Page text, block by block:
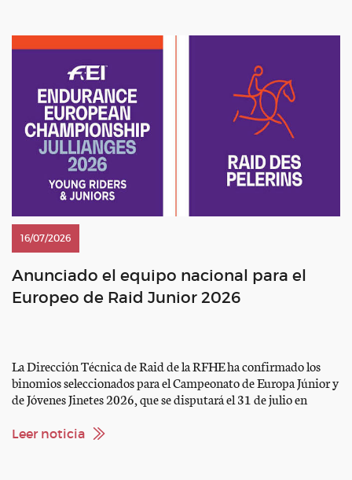
16/07/2026
Anunciado el equipo nacional para el
Europeo de Raid Junior 2026
La Dirección Técnica de Raid de la RFHE ha confirmado los
binomios seleccionados para el Campeonato de Europa Júnior y
de Jóvenes Jinetes 2026, que se disputará el 31 de julio en
dividido en cuatro fases. Los binomios seleccionados son: Denis
Leer noticia